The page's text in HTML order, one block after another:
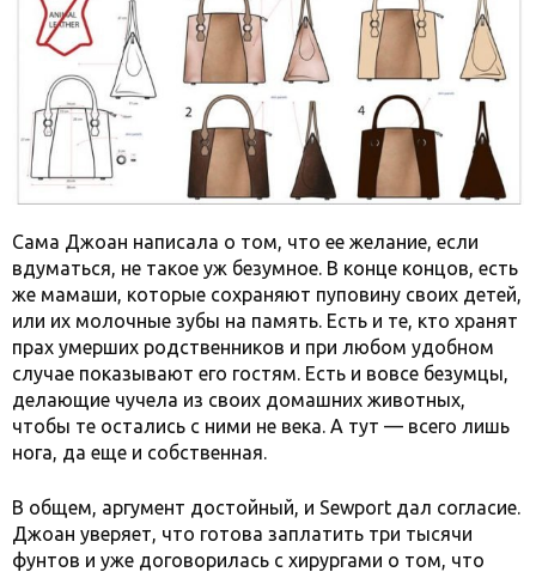
Сама Джоан написала о том, что ее желание, если
вдуматься, не такое уж безумное. В конце концов, есть
же мамаши, которые сохраняют пуповину своих детей,
или их молочные зубы на память. Есть и те, кто хранят
прах умерших родственников и при любом удобном
случае показывают его гостям. Есть и вовсе безумцы,
делающие чучела из своих домашних животных,
чтобы те остались с ними не века. А тут — всего лишь
нога, да еще и собственная.
В общем, аргумент достойный, и Sewport дал согласие.
Джоан уверяет, что готова заплатить три тысячи
фунтов и уже договорилась с хирургами о том, что